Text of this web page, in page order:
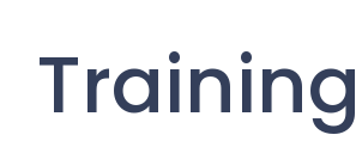
Training